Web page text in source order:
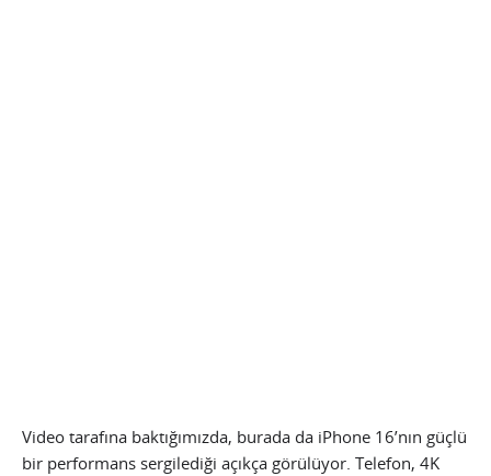
Video tarafına baktığımızda, burada da iPhone 16’nın güçlü
bir performans sergilediği açıkça görülüyor. Telefon, 4K